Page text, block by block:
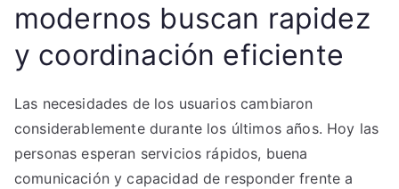
modernos buscan rapidez
y coordinación eficiente
Las necesidades de los usuarios cambiaron
considerablemente durante los últimos años. Hoy las
personas esperan servicios rápidos, buena
comunicación y capacidad de responder frente a